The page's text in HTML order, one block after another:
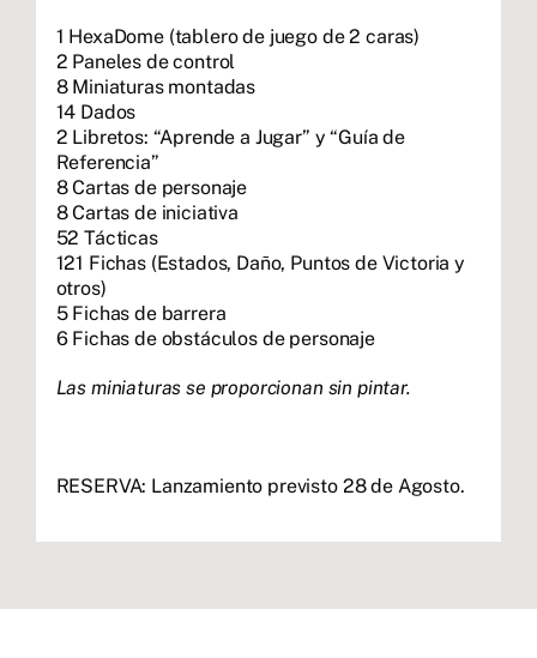
1 HexaDome (tablero de juego de 2 caras)
2 Paneles de control
8 Miniaturas montadas
14 Dados
2 Libretos: “Aprende a Jugar” y “Guía de
Referencia”
8 Cartas de personaje
8 Cartas de iniciativa
52 Tácticas
121 Fichas (Estados, Daño, Puntos de Victoria y
otros)
5 Fichas de barrera
6 Fichas de obstáculos de personaje
Las miniaturas se proporcionan sin pintar.
RESERVA: Lanzamiento previsto 28 de Agosto.